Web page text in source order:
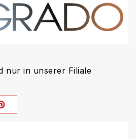
nur in unserer Filiale